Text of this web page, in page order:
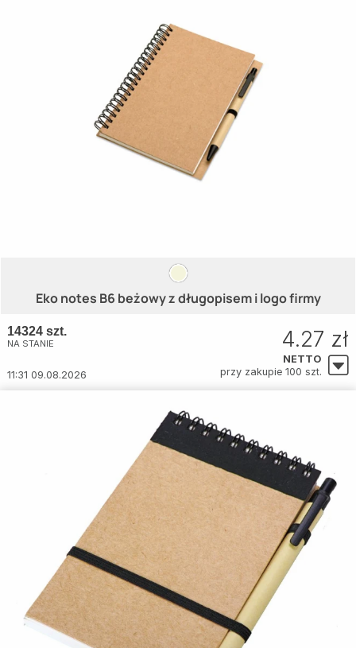
Eko notes B6 beżowy z długopisem i logo firmy
14324 szt.
NA STANIE
11:31 09.08.2026
4.27 zł
NETTO
przy zakupie 100 szt.